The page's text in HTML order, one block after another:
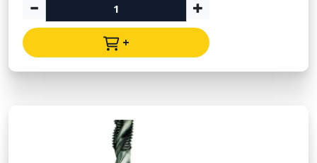
+